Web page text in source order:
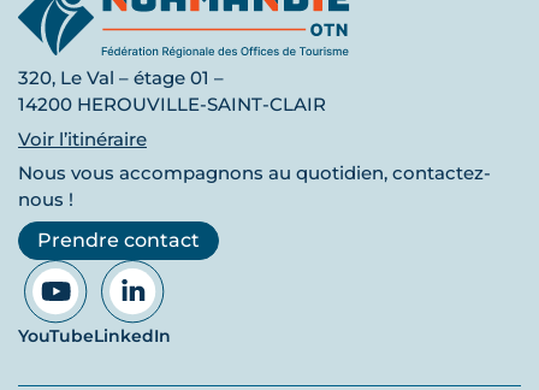
320, Le Val – étage 01 –
14200 HEROUVILLE-SAINT-CLAIR
Voir l’itinéraire
Nous vous accompagnons au quotidien, contactez-
nous !
Prendre contact
YouTubeLinkedIn